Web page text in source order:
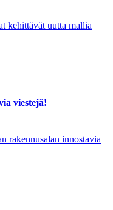
kehittävät uutta mallia
viestejä!
rakennusalan innostavia